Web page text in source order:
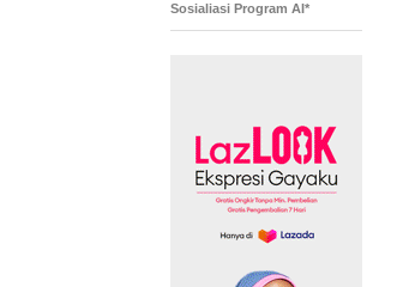
Sosialiasi Program AI*